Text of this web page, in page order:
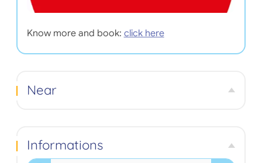
Know more and book: click here
Near
Informations